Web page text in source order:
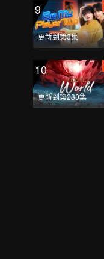
9
更新到第3集
10
更新到第280集